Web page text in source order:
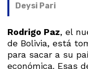
Deysi Pari
Rodrigo Paz, el
de Bolivia, está
para sacar a su
económica. Esas